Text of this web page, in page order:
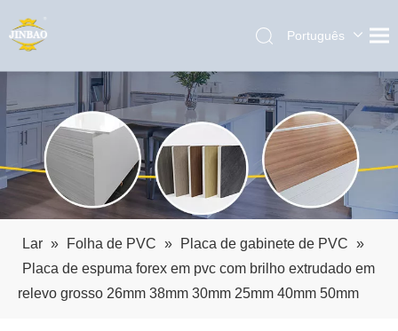
Português
Pусский
Español
Lar » Folha de PVC » Placa de gabinete de PVC »
Placa de espuma forex em pvc com brilho extrudado em
relevo grosso 26mm 38mm 30mm 25mm 40mm 50mm